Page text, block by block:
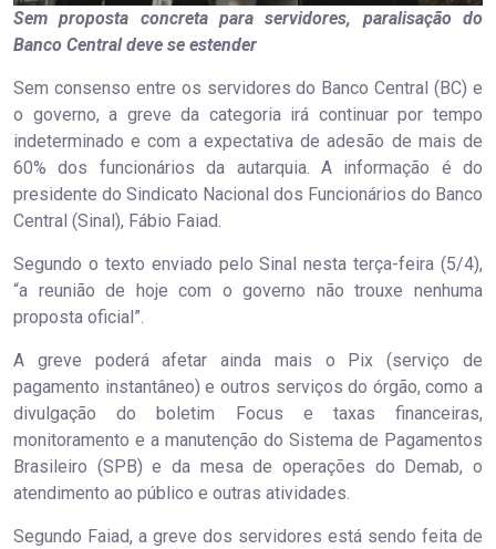
Sem proposta concreta para servidores, paralisação do
Banco Central deve se estender
Sem consenso entre os servidores do Banco Central (BC) e
o governo, a greve da categoria irá continuar por tempo
indeterminado e com a expectativa de adesão de mais de
60% dos funcionários da autarquia. A informação é do
presidente do Sindicato Nacional dos Funcionários do Banco
Central (Sinal), Fábio Faiad.
Segundo o texto enviado pelo Sinal nesta terça-feira (5/4),
“a reunião de hoje com o governo não trouxe nenhuma
proposta oficial”.
A greve poderá afetar ainda mais o Pix (serviço de
pagamento instantâneo) e outros serviços do órgão, como a
divulgação do boletim Focus e taxas financeiras,
monitoramento e a manutenção do Sistema de Pagamentos
Brasileiro (SPB) e da mesa de operações do Demab, o
atendimento ao público e outras atividades.
Segundo Faiad, a greve dos servidores está sendo feita de